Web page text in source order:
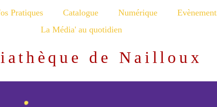
Pratiques Catalogue Numérique
La Média' au quotidien
de Nailloux